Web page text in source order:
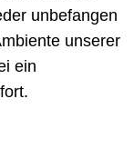
unbefangen
unserer
ein